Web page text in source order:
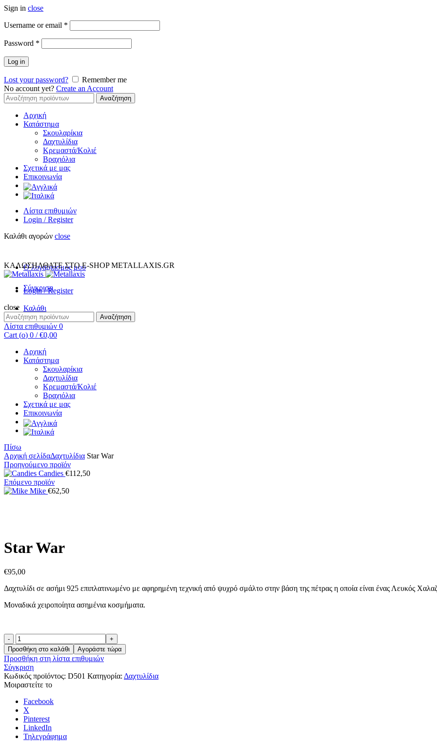
Sign in close
Username or email *
Password *
Log in
Lost your password?
Remember me
No account yet? Create an Account
Αναζήτηση
για:
Αναζήτηση
Αρχική
Κατάστημα
Σκουλαρίκια
Δαχτυλίδια
Κρεμαστά/Κολιέ
Βραχιόλια
Σχετικά με μας
Επικοινωνία
Λίστα επιθυμιών
Login / Register
Καλάθι αγορών close
Ο λογαριασμος μου
Σύγκριση
Καλάθι
ΚΑΛΩΣΗΛΘΑΤΕ ΣΤΟ E-SHOP METALLAXIS.GR
Login / Register
close
Αναζήτηση
για:
Αναζήτηση
Λίστα επιθυμιών 0
Cart (o) 0 / €0,00
Αρχική
Κατάστημα
Σκουλαρίκια
Δαχτυλίδια
Κρεμαστά/Κολιέ
Βραχιόλια
Σχετικά με μας
Επικοινωνία
Πίσω
Αρχική σελίδαΔαχτυλίδια Star War
Προηγούμενο προϊόν
Candies €112,50
Επόμενο προϊόν
Mike €62,50
Star War
€95,00
Δαχτυλίδι σε ασήμι 925 επιπλατινωμένο με αφηρημένη τεχνική από ψυχρό σμάλτο στην βάση της πέτρας η οποία είναι ένας Λευκός
Μοναδικά χειροποίητα ασημένια κοσμήματα.
Star
War
ποσότητα
Προσθήκη στο καλάθι Αγοράστε τώρα
Προσθήκη στη λίστα επιθυμιών
Σύγκριση
Κωδικός προϊόντος: D501 Κατηγορία: Δαχτυλίδια
Μοιραστείτε το
Facebook
X
Pinterest
LinkedIn
Τηλεγράφημα